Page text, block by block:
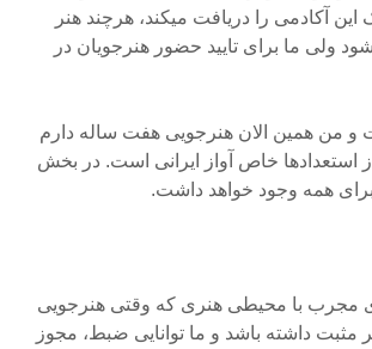
آکادمی را دریافت میکند، هرچند هنر
ولی ما برای تایید حضور هنرجویان در
من همین الان هنرجویی هفت ساله دارم
استعدادها خاص آواز ایرانی است. در بخش
برای همه وجود خواهد داشت.
مجرب با محیطی هنری که وقتی هنرجویی
مثبت داشته باشد و ما توانایی ضبط، مجوز